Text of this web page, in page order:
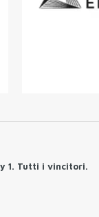
1. Tutti i vincitori.